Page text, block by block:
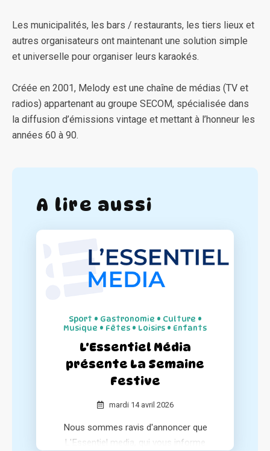
Les municipalités, les bars / restaurants, les tiers lieux et
autres organisateurs ont maintenant une solution simple
et universelle pour organiser leurs karaokés.
Créée en 2001, Melody est une chaîne de médias (TV et
radios) appartenant au groupe SECOM, spécialisée dans
la diffusion d’émissions vintage et mettant à l’honneur les
années 60 à 90.
A lire aussi
Sport • Gastronomie • Culture •
Musique • Fêtes • Loisirs • Enfants
L'Essentiel Média
présente La Semaine
Festive
mardi 14 avril 2026
Nous sommes ravis d'annoncer que
L'Essentiel media, qui vous informe